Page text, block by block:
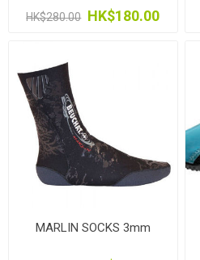
HK$280.00 HK$180.00
MARLIN SOCKS 3mm